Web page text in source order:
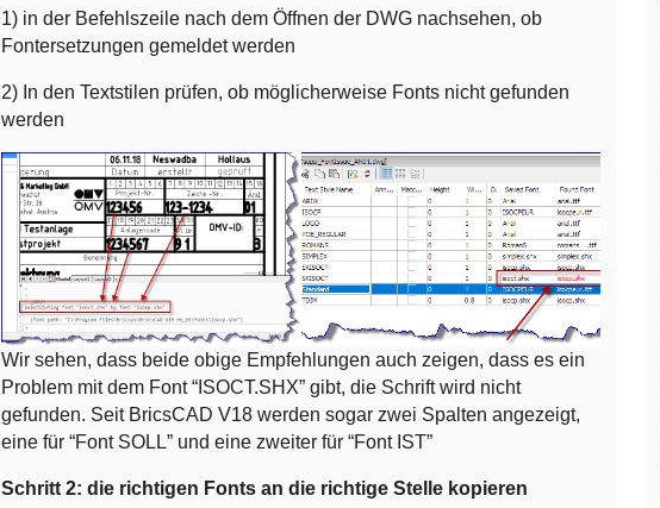
1) in der Befehlszeile nach dem Öffnen der DWG nachsehen, ob
Fontersetzungen gemeldet werden
2) In den Textstilen prüfen, ob möglicherweise Fonts nicht gefunden
werden
Wir sehen, dass beide obige Empfehlungen auch zeigen, dass es ein
Problem mit dem Font “ISOCT.SHX” gibt, die Schrift wird nicht
gefunden. Seit BricsCAD V18 werden sogar zwei Spalten angezeigt,
eine für “Font SOLL” und eine zweiter für “Font IST”
Schritt 2: die richtigen Fonts an die richtige Stelle kopieren